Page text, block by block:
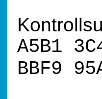
A5B1
BBF9